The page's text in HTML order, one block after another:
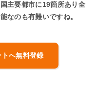
主要都市に19箇所あり全
なのも有難いですね。
へ無料登録